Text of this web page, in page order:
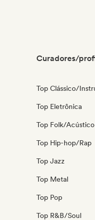
Curadores/
Top Clássico/
Top Eletrônica
Top Folk/Acústico
Top Hip-hop/Rap
Top Jazz
Top Metal
Top Pop
Top R&B/Soul